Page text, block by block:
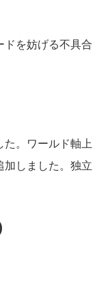
ドを妨げる不具合
た。ワールド軸上
加しました。独立